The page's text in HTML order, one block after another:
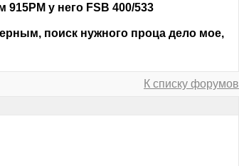
у него FSB 400/533
поиск нужного проца дело мое,
К списку форумов